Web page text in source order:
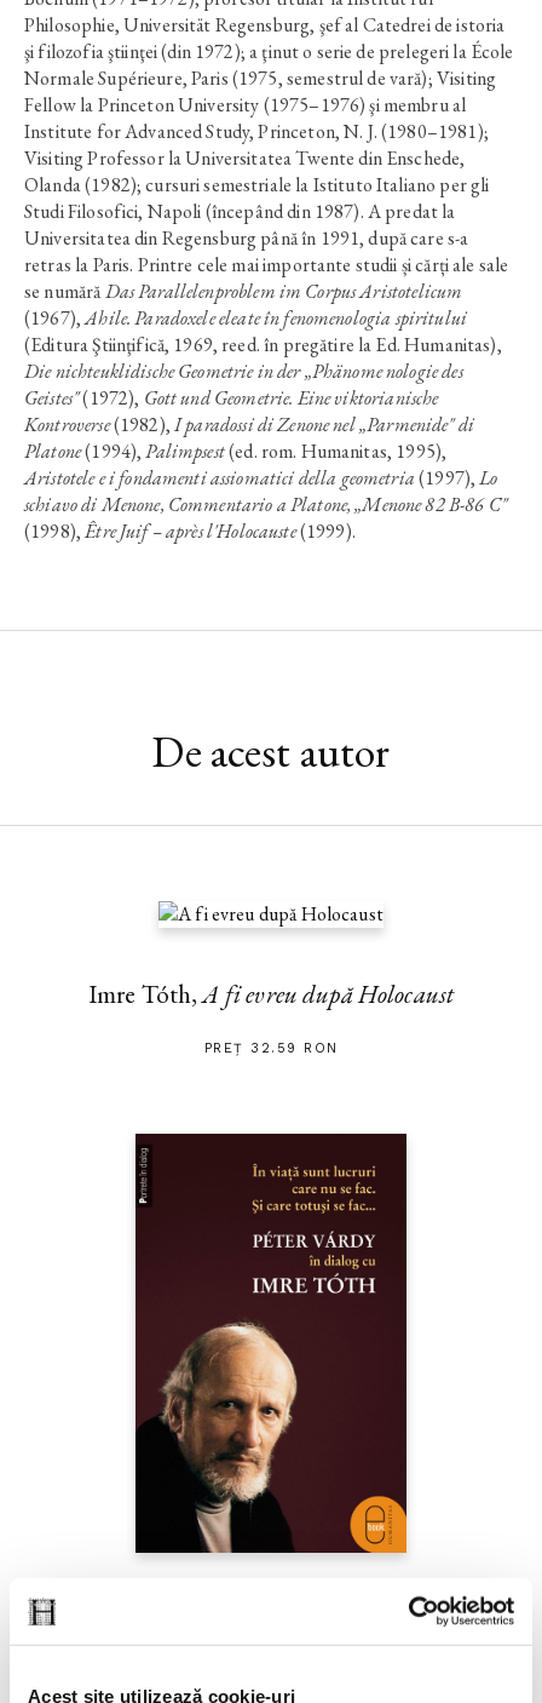
Acest site utilizează cookie-uri
Philosophie, Universität Regensburg, şef al Catedrei de istoria
şi filozofia ştiinţei (din 1972); a ţinut o serie de prelegeri la École
Normale Supérieure, Paris (1975, semestrul de vară); Visiting
Fellow la Princeton University (1975–1976) şi membru al
Institute for Advanced Study, Princeton, N. J. (1980–1981);
Visiting Professor la Universitatea Twente din Enschede,
Olanda (1982); cursuri semestriale la Istituto Italiano per gli
Studi Filosofici, Napoli (începând din 1987). A predat la
Universitatea din Regensburg până în 1991, după care s-a
retras la Paris. Printre cele mai importante studii și cărți ale sale
se numărăDas Parallelenproblem im Corpus Aristotelicum
(1967),Ahile. Paradoxele eleate în fenomenologia spiritului
(Editura Ştiinţifică, 1969, reed. în pregătire la Ed. Humanitas),
Die nichteuklidische Geometrie in der „Phänome nologie des
Geistes"(1972), Gott und Geometrie. Eine viktorianische
Kontroverse(1982),I paradossi di Zenone nel „Parmenide" di
Platone(1994),Palimpsest(ed. rom. Humanitas, 1995),
Aristotele e i fondamenti assiomatici della geometria(1997),Lo
schiavo di Menone, Commentario a Platone, „Menone 82 B-86 C"
(1998),Être Juif – après l'Holocauste(1999).
De acest autor
Imre Tóth,A fi evreu după Holocaust
PREȚ 32.59 RON
Péter Várdy, Imre Tóth,
În viaţă sunt lucruri care
nu se fac. Şi care totuşi se fac...